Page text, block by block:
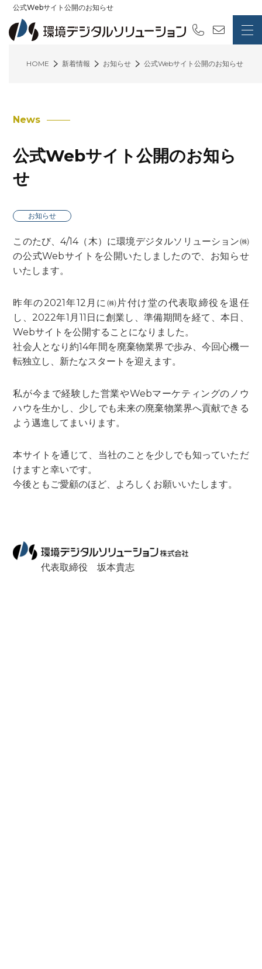
公式Webサイト公開のお知らせ
HOME 新着情報 お知らせ 公式Webサイト公開のお知らせ
News
公式Webサイト公開のお知ら
せ
お知らせ
このたび、4/14（木）に環境デジタルソリューション㈱
の公式Webサイトを公開いたしましたので、お知らせ
いたします。
昨年の2021年12月に㈱片付け堂の代表取締役を退任
し、2022年1月11日に創業し、準備期間を経て、本日、
Webサイトを公開することになりました。
社会人となり約14年間を廃棄物業界で歩み、今回心機一
転独立し、新たなスタートを迎えます。
私が今まで経験した営業やWebマーケティングのノウ
ハウを生かし、少しでも未来の廃棄物業界へ貢献できる
よう邁進してまいります。
本サイトを通じて、当社のことを少しでも知っていただ
けますと幸いです。
今後ともご愛顧のほど、よろしくお願いいたします。
代表取締役 坂本貴志